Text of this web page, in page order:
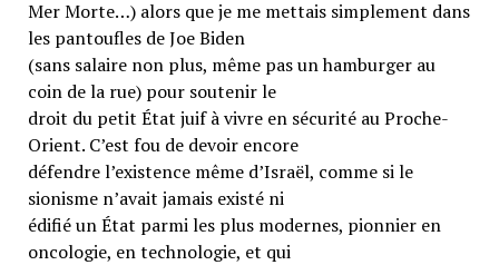
Mer Morte…) alors que je me mettais simplement dans
les pantoufles de Joe Biden
(sans salaire non plus, même pas un hamburger au
coin de la rue) pour soutenir le
droit du petit État juif à vivre en sécurité au Proche-
Orient. C’est fou de devoir encore
défendre l’existence même d’Israël, comme si le
sionisme n’avait jamais existé ni
édifié un État parmi les plus modernes, pionnier en
oncologie, en technologie, et qui